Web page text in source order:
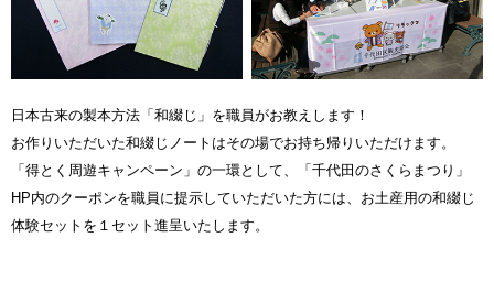
日本古来の製本方法「和綴じ」を職員がお教えします！
お作りいただいた和綴じノートはその場でお持ち帰りいただけます。
「得とく周遊キャンペーン」の一環として、「千代田のさくらまつり」
HP内のクーポンを職員に提示していただいた方には、お土産用の和綴じ
体験セットを１セット進呈いたします。